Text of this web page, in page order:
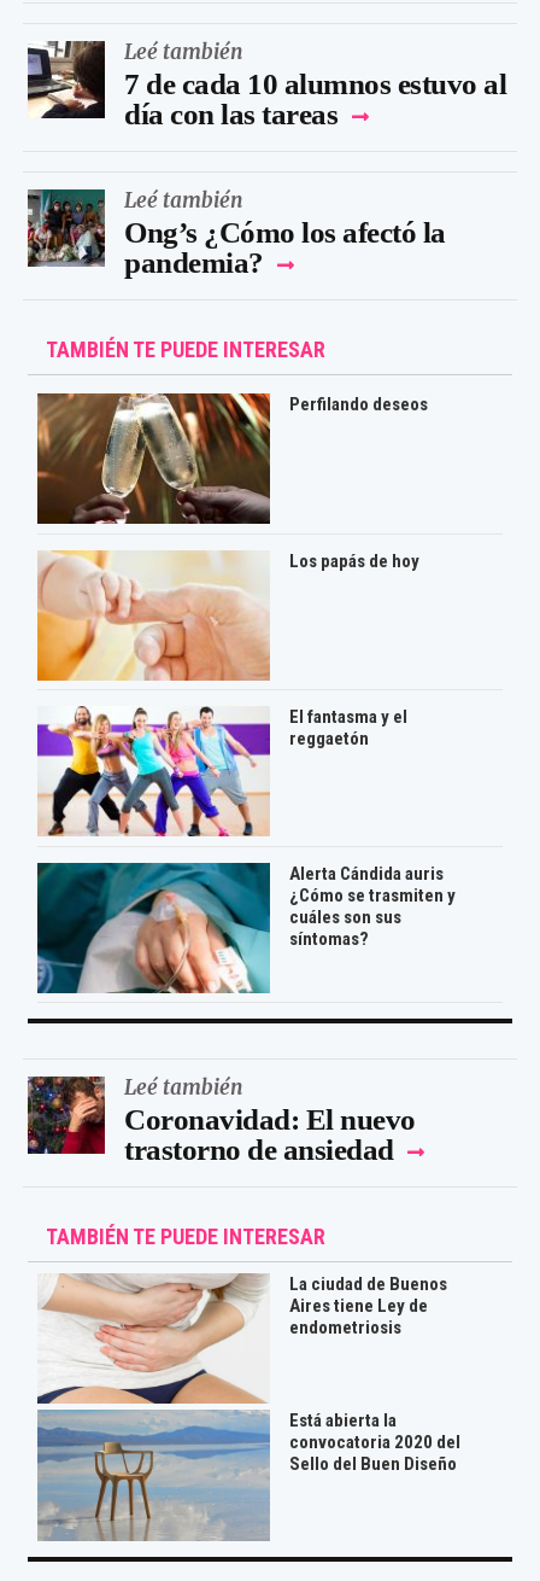
Leé también
7 de cada 10 alumnos estuvo al
día con las tareas
Leé también
Ong’s ¿Cómo los afectó la
pandemia?
TAMBIÉN TE PUEDE INTERESAR
Perfilando deseos
Los papás de hoy
El fantasma y el
reggaetón
Alerta Cándida auris
¿Cómo se trasmiten y
cuáles son sus
síntomas?
Leé también
Coronavidad: El nuevo
trastorno de ansiedad
TAMBIÉN TE PUEDE INTERESAR
La ciudad de Buenos
Aires tiene Ley de
endometriosis
Está abierta la
convocatoria 2020 del
Sello del Buen Diseño